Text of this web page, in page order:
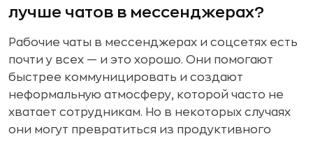
лучше чатов в мессенджерах?
Рабочие чаты в мессенджерах и соцсетях есть
почти у всех — и это хорошо. Они помогают
быстрее коммуницировать и создают
неформальную атмосферу, которой часто не
хватает сотрудникам. Но в некоторых случаях
они могут превратиться из продуктивного